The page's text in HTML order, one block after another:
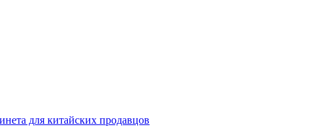
для китайских продавцов